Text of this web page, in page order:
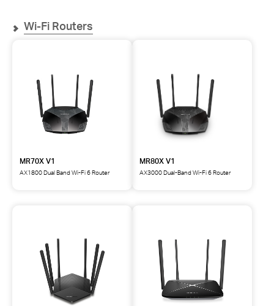
Wi-Fi Routers
MR70X V1
AX1800 Dual Band Wi-Fi 6 Router
MR80X V1
AX3000 Dual-Band Wi-Fi 6 Router